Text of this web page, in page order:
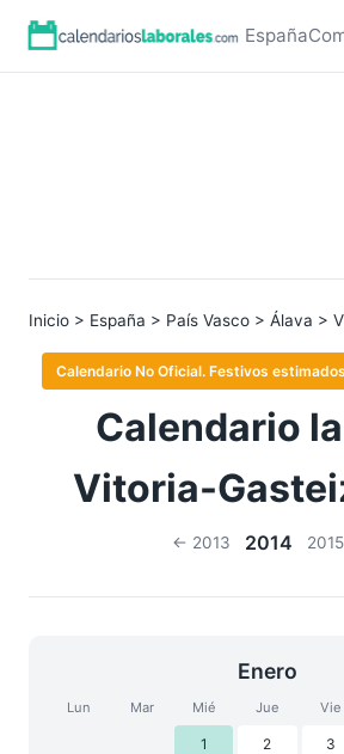
España
Inicio > España > País Vasco > Álava >
Calendario No Oficial. Festivos
Calendario
Vitoria-
← 2013 2014
Enero
Lun Mar Mié Jue Vie
1 2 3